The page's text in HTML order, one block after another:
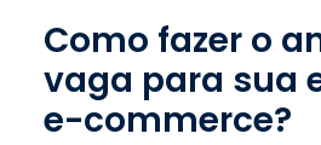
Como fazer o
vaga para sua
e-commerce?